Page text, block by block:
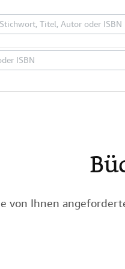
Sammlerstücke
von Ihnen